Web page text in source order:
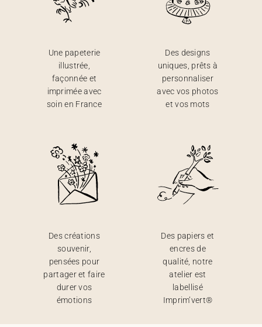
Une papeterie
illustrée,
façonnée et
imprimée avec
soin en France
Des designs
uniques, prêts à
personnaliser
avec vos photos
et vos mots
Des créations
souvenir,
pensées pour
partager et faire
durer vos
émotions
Des papiers et
encres de
qualité, notre
atelier est
labellisé
Imprim’vert®